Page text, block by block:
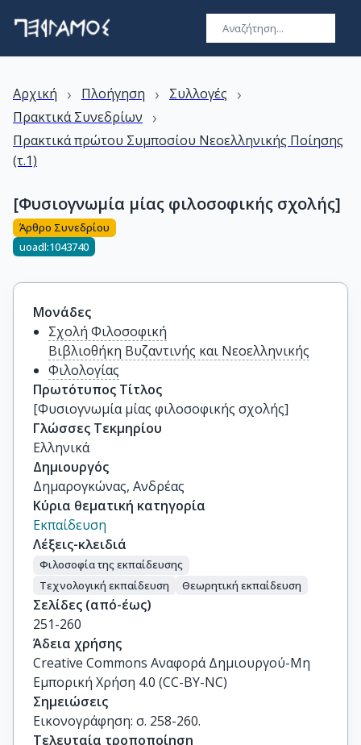
Αρχική › Πλοήγηση › Συλλογές ›
Πρακτικά Συνεδρίων ›
Πρακτικά πρώτου Συμποσίου Νεοελληνικής Ποίησης
(τ.1)
[Φυσιογνωμία μίας φιλοσοφικής σχολής]
Άρθρο Συνεδρίου
uoadl:1043740
Μονάδες
Σχολή Φιλοσοφική
Βιβλιοθήκη Βυζαντινής και Νεοελληνικής
Φιλολογίας
Πρωτότυπος Τίτλος
[Φυσιογνωμία μίας φιλοσοφικής σχολής]
Γλώσσες Τεκμηρίου
Ελληνικά
Δημιουργός
Δημαρογκώνας, Ανδρέας
Κύρια θεματική κατηγορία
Εκπαίδευση
Λέξεις-κλειδιά
Φιλοσοφία της εκπαίδευσης
Τεχνολογική εκπαίδευση
Θεωρητική εκπαίδευση
Σελίδες (από-έως)
251-260
Άδεια χρήσης
Creative Commons Αναφορά Δημιουργού-Μη
Εμπορική Χρήση 4.0 (CC-BY-NC)
Σημειώσεις
Εικονογράφηση: σ. 258-260.
Τελευταία τροποποίηση